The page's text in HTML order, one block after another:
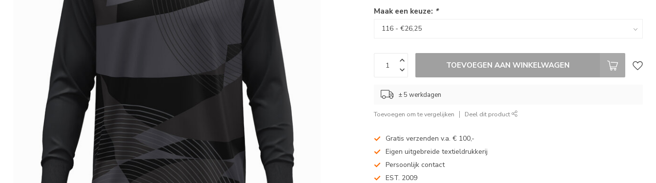
Maak een keuze: *
TOEVOEGEN AAN WINKELWAGEN
± 5 werkdagen
Toevoegen om te vergelijken Deel dit product
Gratis verzenden v.a. € 100,-
Eigen uitgebreide textieldrukkerij
Persoonlijk contact
EST. 2009